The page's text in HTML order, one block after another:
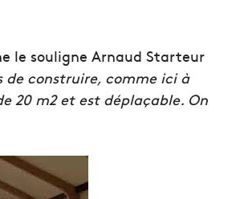
le souligne Arnaud Starteur
de construire, comme ici à
20 m2 et est déplaçable. On